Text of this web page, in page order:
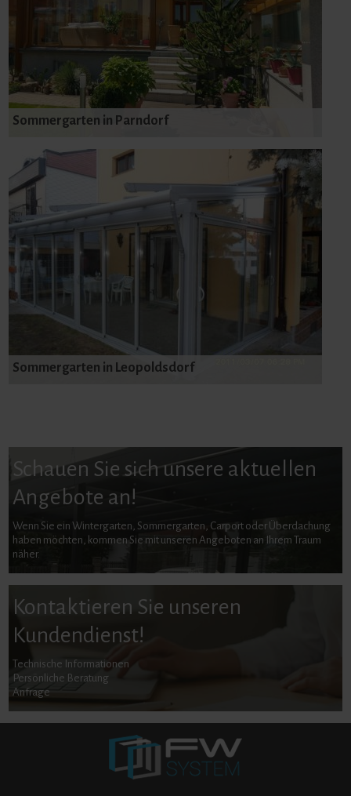
Sommergarten in Parndorf
Sommergarten in Leopoldsdorf
Schauen Sie sich unsere aktuellen
Angebote an!
Wenn Sie ein Wintergarten, Sommergarten, Carport oder Überdachung
haben möchten, kommen Sie mit unseren Angeboten an Ihrem Traum
näher.
Kontaktieren Sie unseren
Kundendienst!
Technische Informationen
Persönliche Beratung
Anfrage